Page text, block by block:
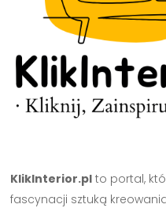
KlikInterior.plto portal,
fascynacji sztuką